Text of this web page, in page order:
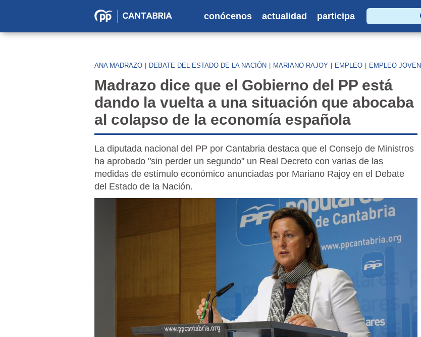
Partido
en
conócenos actualidad participa
Buscar
ANA MADRAZO DEBATE DEL ESTADO DE LA NACIÓN MARIANO RAJOY EMPLEO EMPLEO JOVEN
Madrazo dice que el Gobierno del PP está
dando la vuelta a una situación que abocaba
al colapso de la economía española
La diputada nacional del PP por Cantabria destaca que el Consejo de Ministros
ha aprobado "sin perder un segundo" un Real Decreto con varias de las
medidas de estímulo económico anunciadas por Mariano Rajoy en el Debate
del Estado de la Nación.